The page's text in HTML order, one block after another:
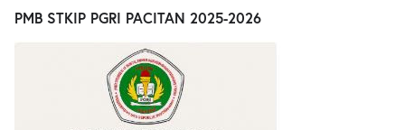
PMB STKIP PGRI PACITAN 2025-2026